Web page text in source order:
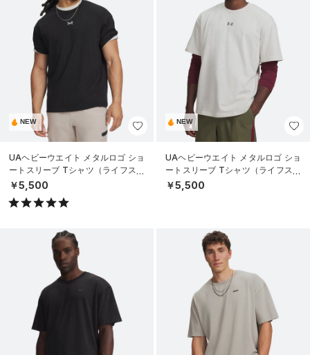
NEW
UAヘビーウエイト メタルロゴ ショ
ートスリーブ Tシャツ（ライフスタ
イル/MEN）
￥5,500
NEW
UAヘビーウエイト メタルロゴ ショ
ートスリーブ Tシャツ（ライフスタ
イル/MEN）
￥5,500